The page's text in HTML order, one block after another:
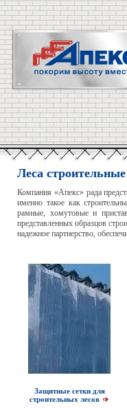
Леса строительные
Компания «Апекс» рада
именно такое как
рамные, хомутовые и
представленных образцов
надежное партнерство,
Защитные сетки для
строительных лесов